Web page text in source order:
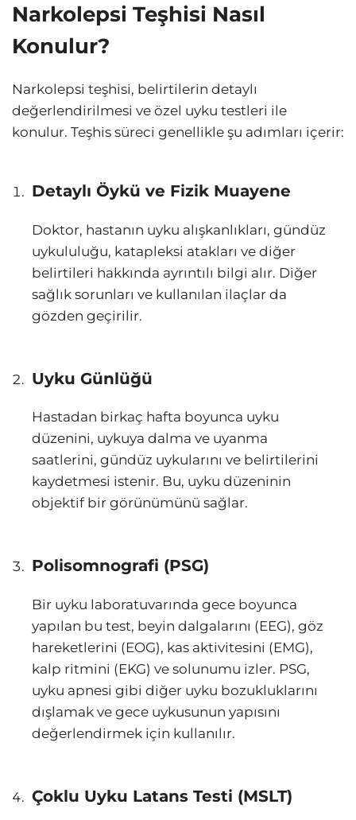
Narkolepsi Teşhisi Nasıl
Konulur?
Narkolepsi teşhisi, belirtilerin detaylı
değerlendirilmesi ve özel uyku testleri ile
konulur. Teşhis süreci genellikle şu adımları içerir:
Detaylı Öykü ve Fizik Muayene
Doktor, hastanın uyku alışkanlıkları, gündüz
uykululuğu, katapleksi atakları ve diğer
belirtileri hakkında ayrıntılı bilgi alır. Diğer
sağlık sorunları ve kullanılan ilaçlar da
gözden geçirilir.
Uyku Günlüğü
Hastadan birkaç hafta boyunca uyku
düzenini, uykuya dalma ve uyanma
saatlerini, gündüz uykularını ve belirtilerini
kaydetmesi istenir. Bu, uyku düzeninin
objektif bir görünümünü sağlar.
Polisomnografi (PSG)
Bir uyku laboratuvarında gece boyunca
yapılan bu test, beyin dalgalarını (EEG), göz
hareketlerini (EOG), kas aktivitesini (EMG),
kalp ritmini (EKG) ve solunumu izler. PSG,
uyku apnesi gibi diğer uyku bozukluklarını
dışlamak ve gece uykusunun yapısını
değerlendirmek için kullanılır.
Çoklu Uyku Latans Testi (MSLT)